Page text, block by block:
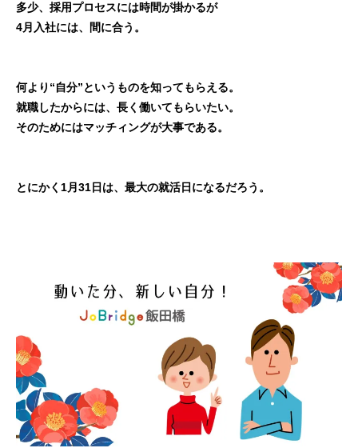
多少、採用プロセスには時間が掛かるが
4月入社には、間に合う。
何より“自分”というものを知ってもらえる。
就職したからには、長く働いてもらいたい。
そのためにはマッチィングが大事である。
とにかく1月31日は、最大の就活日になるだろう。